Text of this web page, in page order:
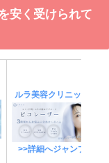
安く受けられて
ルラ美容クリニック
>>詳細へジャンプ